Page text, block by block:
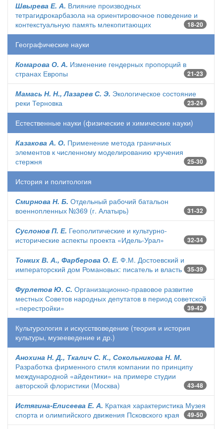
Швырева Е. А. Влияние производных
тетрагидрокарбазола на ориентировочное поведение и
контекстуальную память млекопитающих
18-20
Географические науки
Комарова О. А. Изменение гендерных пропорций в
странах Европы
21-23
Мамась Н. Н., Лазарев С. Э. Экологическое состояние
реки Терновка
23-24
Естественные науки (физические и химические науки)
Казакова А. О. Применение метода граничных
элементов к численному моделированию кручения
стержня
25-30
История и политология
Смирнова Н. Б. Отдельный рабочий батальон
военнопленных №369 (г. Алатырь)
31-32
Суслонов П. Е. Геополитические и культурно-
исторические аспекты проекта «Идель-Урал»
32-34
Тонких В. А., Фарберова О. Е. Ф.М. Достоевский и
императорский дом Романовых: писатель и власть
35-39
Фурлетов Ю. С. Организационно-правовое развитие
местных Советов народных депутатов в период советской
«перестройки»
39-42
Культурология и искусствоведение (теория и история
культуры, музееведение и др.)
Анохина Н. Д., Ткалич С. К., Сокольникова Н. М.
Разработка фирменного стиля компании по принципу
международной «айдентики» на примере студии
авторской флористики (Москва)
43-48
Истягина-Елисеева Е. А. Краткая характеристика Музея
спорта и олимпийского движения Псковского края
49-50